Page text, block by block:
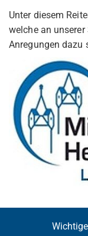
Unter diesem
welche an
Anregungen dazu